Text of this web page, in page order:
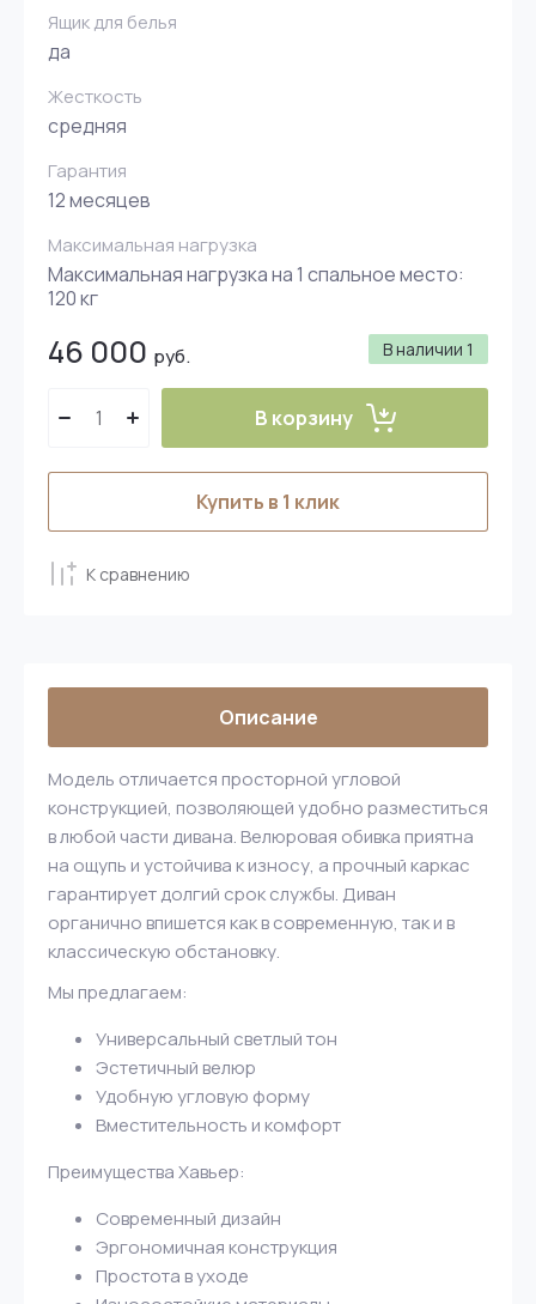
Ящик для белья
да
Жесткость
средняя
Гарантия
12 месяцев
Максимальная нагрузка
Максимальная нагрузка на 1 спальное место:
120 кг
В наличии 1
46 000 руб.
В корзину
Купить в 1 клик
К сравнению
Описание
Модель отличается просторной угловой
конструкцией, позволяющей удобно разместиться
в любой части дивана. Велюровая обивка приятна
на ощупь и устойчива к износу, а прочный каркас
гарантирует долгий срок службы. Диван
органично впишется как в современную, так и в
классическую обстановку.
Мы предлагаем:
Универсальный светлый тон
Эстетичный велюр
Удобную угловую форму
Вместительность и комфорт
Преимущества Хавьер:
Современный дизайн
Эргономичная конструкция
Простота в уходе